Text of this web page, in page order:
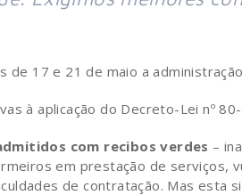
de 17 e 21 de maio a
à aplicação do Decreto-Lei nº
com recibos verdes –
em prestação de serviços,
de contratação. Mas esta